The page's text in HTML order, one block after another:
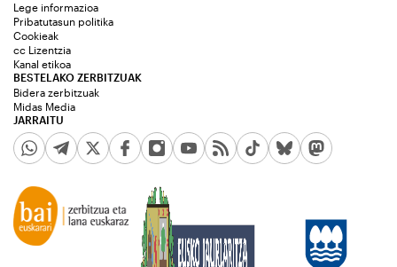
JARRAITU
Lege informazioa
Pribatutasun politika
Cookieak
cc Lizentzia
Kanal etikoa
BESTELAKO ZERBITZUAK
Bidera zerbitzuak
Midas Media